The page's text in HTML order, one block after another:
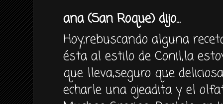
ana (San Roque) dijo...
Hoy,rebuscando alguna
ésta al estilo de Conil,la
que lleva,seguro que
echarle una ojeadita y el